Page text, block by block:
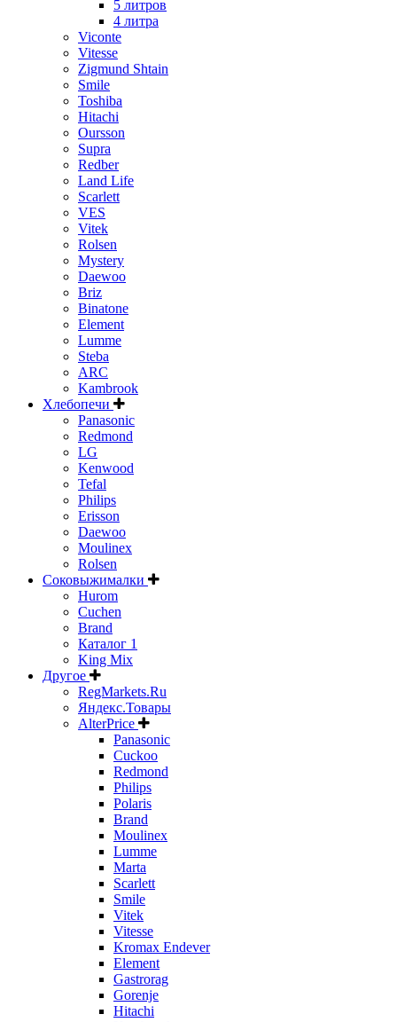
5 литров
4 литра
Viconte
Vitesse
Zigmund Shtain
Smile
Toshiba
Hitachi
Oursson
Supra
Redber
Land Life
Scarlett
VES
Vitek
Rolsen
Mystery
Daewoo
Briz
Binatone
Element
Lumme
Steba
ARC
Kambrook
Хлебопечи
Panasonic
Redmond
LG
Kenwood
Tefal
Philips
Erisson
Daewoo
Moulinex
Rolsen
Соковыжималки
Hurom
Cuchen
Brand
Каталог 1
King Mix
Другое
RegMarkets.Ru
Яндекс.Товары
AlterPrice
Panasonic
Cuckoo
Redmond
Philips
Polaris
Brand
Moulinex
Lumme
Marta
Scarlett
Smile
Vitek
Vitesse
Kromax Endever
Element
Gastrorag
Gorenje
Hitachi